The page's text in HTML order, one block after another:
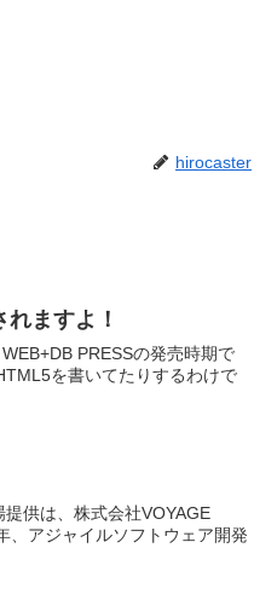
hirocaster
ますよ！
PRESSの発売時期で
を書いてたりするわけで
供は、株式会社VOYAGE
、アジャイルソフトウェア開発